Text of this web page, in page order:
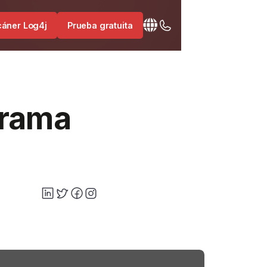
Log4j Prueba gratuita